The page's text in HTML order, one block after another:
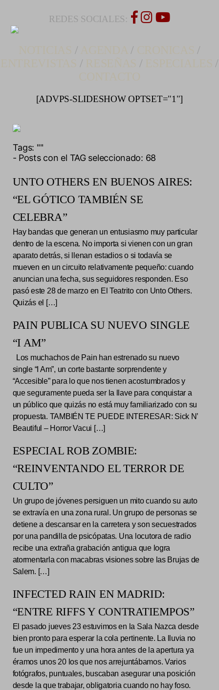
REDES SOCIALES:
/ /
/
/ /
/
[ADVPS-SLIDESHOW OPTSET="1"]
Tags: ""
- Posts con el TAG seleccionado: 68
UNTO OTHERS EN BUENOS AIRES:
“EL GÓTICO TAMBIÉN SE
CELEBRA”
Hay bandas que generan un entusiasmo muy particular
dentro de la escena. No importa si vienen con un gran
aparato detrás, si llenan estadios o si todavía se
mueven en un circuito relativamente pequeño: cuando
anuncian una fecha, sus seguidores responden. Eso
pasó este 28 de marzo en El Teatrito con Unto Others.
Quizás el […]
PAIN PUBLICA SU NUEVO SINGLE
“I AM”
Los muchachos de Pain han estrenado su nuevo
single “I Am”, un corte bastante sorprendente y
“Accesible” para lo que nos tienen acostumbrados y
que seguramente pueda ser la llave para conquistar a
un público que quizás no está muy familiarizado con su
propuesta. TAMBIÉN TE PUEDE INTERESAR: Sick N’
Beautiful – Horror Vacui […]
ESPECIAL ROB ZOMBIE:
“REINVENTANDO EL TERROR DE
CULTO”
Un grupo de jóvenes persiguen un mito cuando su auto
se extravía en una zona rural. Un grupo de personas se
detiene a descansar en la carretera y son secuestrados
por una pandilla de psicópatas. Una locutora de radio
recibe una extraña grabación antigua que logra
atormentarla con macabras visiones sobre las Brujas de
Salem. […]
INFECTED RAIN EN MADRID:
“ENTRE RIFFS Y CONTRATIEMPOS”
El pasado jueves 23 estuvimos en la Sala Nazca desde
bien pronto para esperar la cola pertinente. La lluvia no
fue un impedimento y una hora antes de la apertura ya
éramos unos 20 los que nos arrejuntábamos. Varios
fotógrafos, puntuales, buscaban asegurar una posición
desde la que trabajar, obligatoria cuando no hay foso.